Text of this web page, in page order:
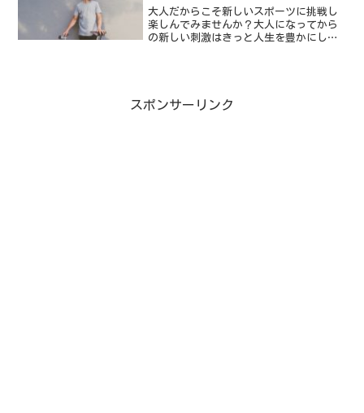
大人だからこそ新しいスポーツに挑戦し
楽しんでみませんか？大人になってから
の新しい刺激はきっと人生を豊かにして
スポンサーリンク